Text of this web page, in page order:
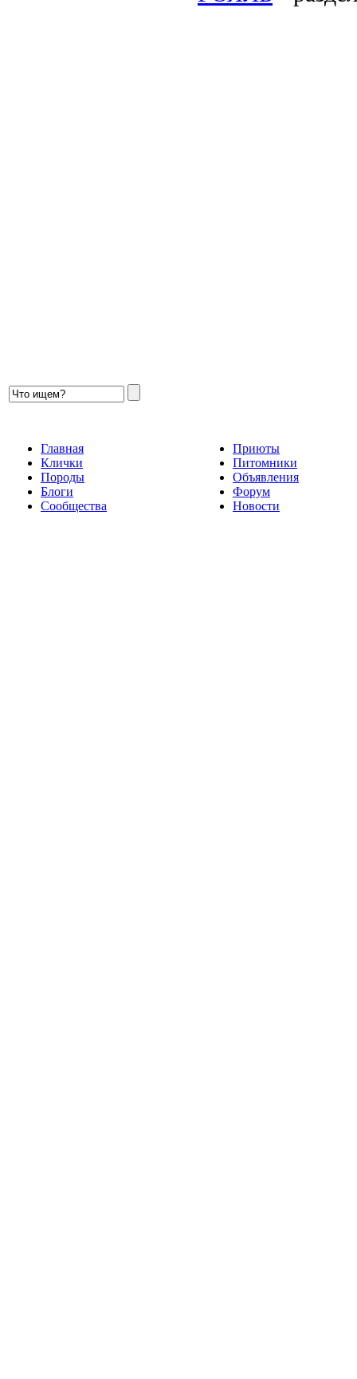
Главная
Клички
Породы
Блоги
Сообщества
Приюты
Питомники
Объявления
Форум
Новости